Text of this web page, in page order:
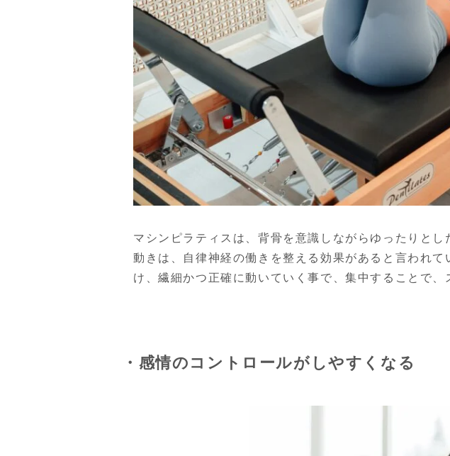
マシンピラティスは、背骨を意識しながらゆったりと
動きは、自律神経の働きを整える効果があると言われ
け、繊細かつ正確に動いていく事で、集中することで、
・感情のコントロールがしやすくなる